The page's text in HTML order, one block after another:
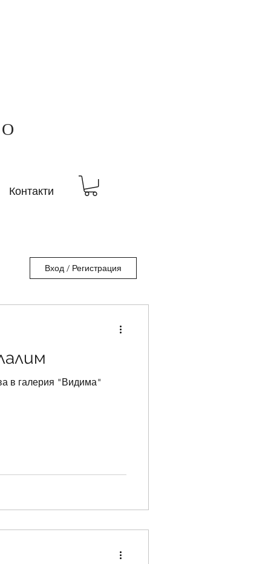
Контакти
Вход / Регистрация
в галерия "Видима"